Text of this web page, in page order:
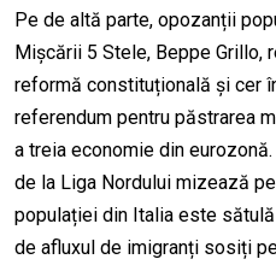
Pe de altă parte, opozanții
Mișcării 5 Stele, Beppe Grillo,
reformă constituțională și cer
referendum pentru păstrarea
a treia economie din
de la Liga Nordului mizează
populației din Italia este
de afluxul de imigranți sosiți